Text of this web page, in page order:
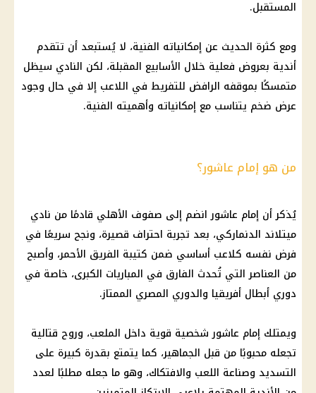
المستقبل.
ومع كثرة الحديث عن إمكانياته الفنية، لا يُستبعد أن تتقدم
أندية بعروض فعلية خلال الأسابيع المقبلة، لكن النادي سيظل
متمسكًا بموقفه الرافض للتفريط في اللاعب إلا في حال وجود
عرض ضخم يتناسب مع إمكانياته وأهميته الفنية.
من هو إمام عاشور؟
يُذكر أن إمام عاشور انضم إلى صفوف الأهلي قادمًا من نادي
ميتلاند الدنماركي، بعد تجربة احتراف قصيرة، ونجح سريعًا في
فرض نفسه كلاعب أساسي ضمن كتيبة الفريق الأحمر، وأصبح
من العناصر التي تُحدث الفارق في المباريات الكبرى، خاصة في
دوري أبطال أفريقيا والدوري المصري الممتاز.
ويمتلك إمام عاشور شخصية قوية داخل الملعب، وروح قتالية
تجعله محبوبًا من قبل الجماهير، كما يتمتع بقدرة كبيرة على
التسديد وصناعة اللعب والافتكاك، وهو ما جعله مطلبًا لعدد